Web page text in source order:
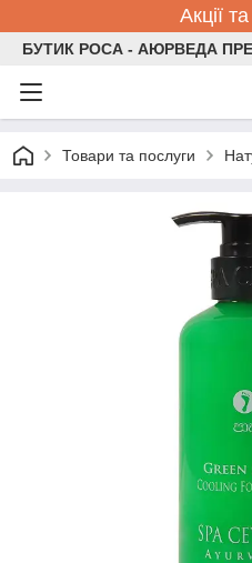
Акції
БУТИК РОСА - АЮРВЕДА
Товари та послуги